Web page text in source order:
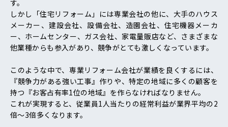
す。
しかし「住宅リフォーム」には専業会社の他に、大手のハウス
メーカー、建設会社、設備会社、造園会社、住宅機器メーカ
ー、ホームセンター、ガス会社、家電量販店など、さまざまな
他業種からも参入があり、競争がとても激しくなっています。
このような中で、専業リフォーム会社が業績を良くするには、
『競争力がある強い工事』作りや、特定の地域に多くの顧客を
持つ『お客占有率1位の地域』を作らなければなりません。
これが実現すると、従業員1人当たりの経常利益が業界平均の2
倍〜3倍多くなります。